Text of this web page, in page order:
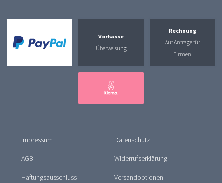
Vorkasse
Überweisung
Rechnung
Auf Anfrage für
Firmen
Impressum Datenschutz
AGB Widerrufserklärung
Haftungsausschluss Versandoptionen